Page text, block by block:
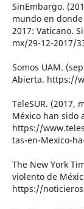
SinEmbargo.
mundo en
2017: Vaticano.
mx/29-12-2017/
Somos UAM.
Abierta. https://
TeleSUR. (2017,
México han sido
https://
tas-en-Mexico-
The New York
violento de
https://